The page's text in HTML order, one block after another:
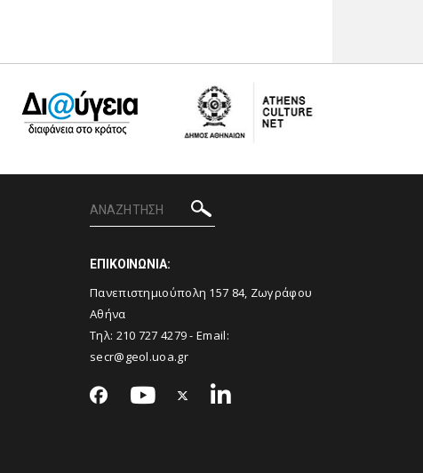
ΕΠΙΚΟΙΝΩΝΙΑ:
Πανεπιστημιούπολη 157 84, Ζωγράφου
Αθήνα
Τηλ: 210 727 4279- Email:
secr@geol.uoa.gr